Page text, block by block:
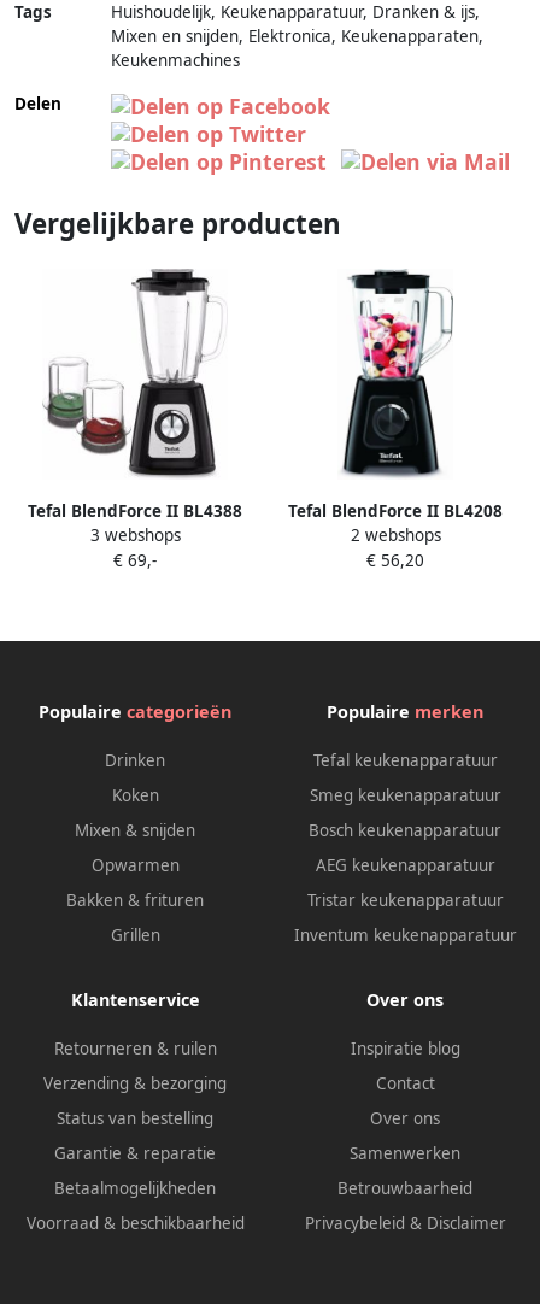
Tags
Huishoudelijk, Keukenapparatuur, Dranken & ijs,
Mixen en snijden, Elektronica, Keukenapparaten,
Keukenmachines
Delen
Vergelijkbare producten
Tefal BlendForce II BL4388
Blender Glazen Kom 1.25L
800W Zwart Voor Smoothies
3 webshops
€ 69,-
Tefal BlendForce II BL4208
Blender 1.25L 600W
Kunststof Kom Voor
2 webshops
€ 56,20
Populaire categorieën
Drinken
Koken
Mixen & snijden
Opwarmen
Bakken & frituren
Grillen
Populaire merken
Tefal keukenapparatuur
Smeg keukenapparatuur
Bosch keukenapparatuur
AEG keukenapparatuur
Tristar keukenapparatuur
Inventum keukenapparatuur
Klantenservice
Retourneren & ruilen
Verzending & bezorging
Status van bestelling
Garantie & reparatie
Betaalmogelijkheden
Voorraad & beschikbaarheid
Over ons
Inspiratie blog
Contact
Over ons
Samenwerken
Betrouwbaarheid
Privacybeleid & Disclaimer